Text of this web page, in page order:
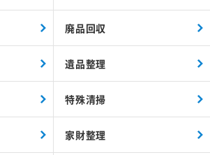
廃品回収
遺品整理
特殊清掃
家財整理